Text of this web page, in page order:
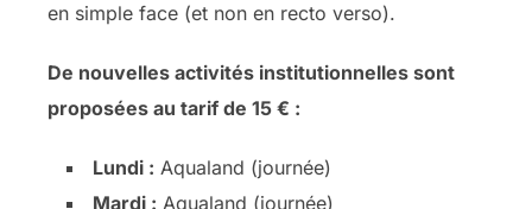
en simple face (et non en recto verso).
De nouvelles activités institutionnelles sont
proposées au tarif de 15 € :
Lundi : Aqualand (journée)
Mardi : Aqualand (journée)